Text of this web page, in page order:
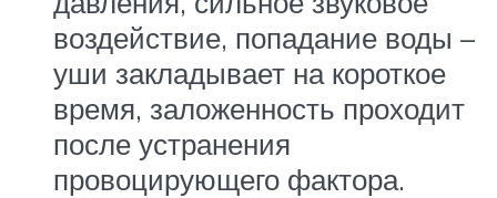
воздействие, попадание воды –
уши закладывает на короткое
время, заложенность проходит
после устранения
провоцирующего фактора.